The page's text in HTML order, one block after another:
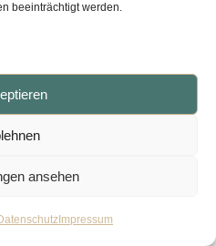
beeinträchtigt werden.
ansehen
Impressum
DATENSCHUTZ